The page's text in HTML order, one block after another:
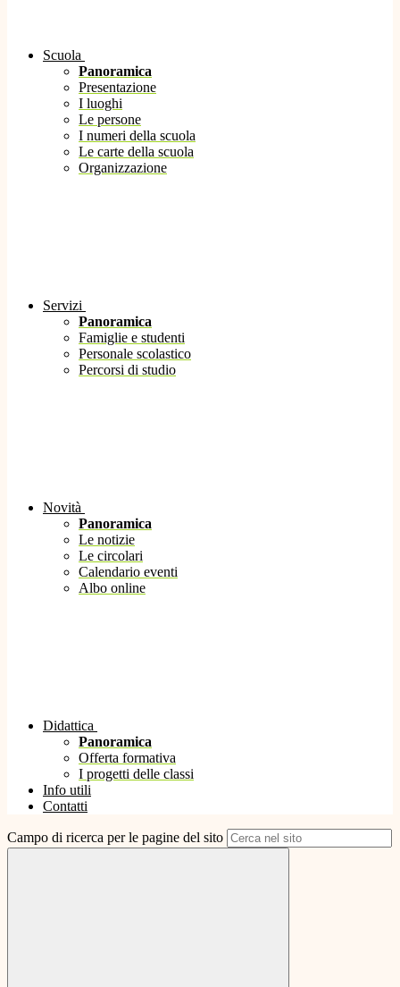
Scuola
Panoramica
Presentazione
I luoghi
Le persone
I numeri della scuola
Le carte della scuola
Organizzazione
Servizi
Panoramica
Famiglie e studenti
Personale scolastico
Percorsi di studio
Novità
Panoramica
Le notizie
Le circolari
Calendario eventi
Albo online
Didattica
Panoramica
Offerta formativa
I progetti delle classi
Info utili
Contatti
Campo di ricerca per le pagine del sito